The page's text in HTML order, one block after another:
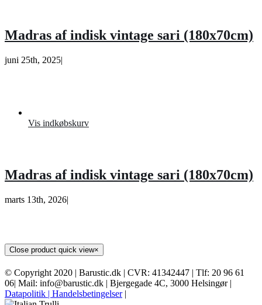
Madras af indisk vintage sari (180x70cm)
juni 25th, 2025|
Vis indkøbskurv
Madras af indisk vintage sari (180x70cm)
marts 13th, 2026|
Close product quick view×
© Copyright 2020 | Barustic.dk | CVR: 41342447 | Tlf: 20 96 61
06| Mail: info@barustic.dk | Bjergegade 4C, 3000 Helsingør |
Datapolitik | Handelsbetingelser|